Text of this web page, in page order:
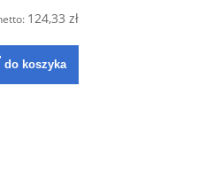
124,33 zł
do koszyka